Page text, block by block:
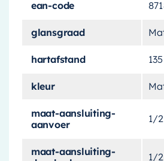
Douchethermostaat
. Deze
stijlvolle uitstraling, waardoor
aanvulling is op elke moderne
elegantie toe en past perfect
badkameraccessoires.
ean-code
glansgraad
hartafstand
kleur
maat-aansluiting-
aanvoer
1/
maat-aansluiting-
1/